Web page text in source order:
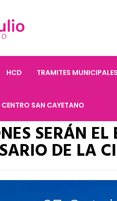
HCD TRAMITES MUNICIPALES
CENTRO SAN CAYETANO
SERÁN EL
DE LA